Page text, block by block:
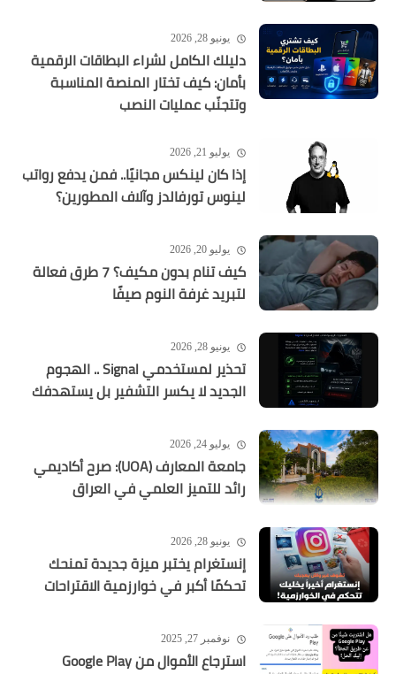
يونيو 28, 2026
دليلك الكامل لشراء البطاقات الرقمية
بأمان: كيف تختار المنصة المناسبة
وتتجنّب عمليات النصب
يوليو 21, 2026
إذا كان لينكس مجانيًا.. فمن يدفع رواتب
لينوس تورفالدز وآلاف المطورين؟
يوليو 20, 2026
كيف تنام بدون مكيف؟ 7 طرق فعالة
لتبريد غرفة النوم صيفًا
يونيو 28, 2026
تحذير لمستخدمي Signal .. الهجوم
الجديد لا يكسر التشفير بل يستهدفك
يوليو 24, 2026
جامعة المعارف (UOA): صرح أكاديمي
رائد للتميز العلمي في العراق
يونيو 28, 2026
إنستغرام يختبر ميزة جديدة تمنحك
تحكمًا أكبر في خوارزمية الاقتراحات
نوفمبر 27, 2025
استرجاع الأموال من Google Play